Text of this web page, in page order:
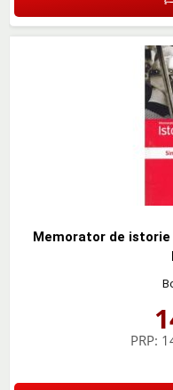
Memorator de
PRP: